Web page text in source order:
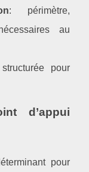
: périmètre,
au
pour
d’appui
pour